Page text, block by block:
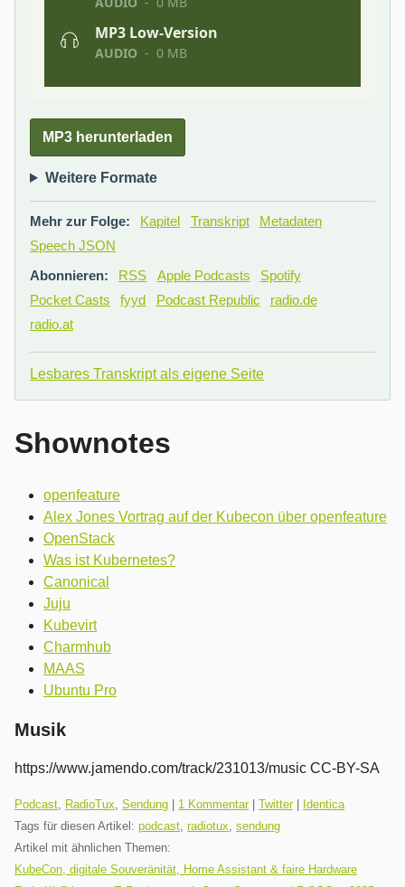
MP3 herunterladen
Weitere Formate
Mehr zur Folge: Kapitel Transkript
Metadaten
Speech JSON
Abonnieren:
RSS Apple Podcasts
Spotify
Pocket Casts
fyyd Podcast Republic
radio.de
radio.at
Lesbares Transkript als eigene Seite
Shownotes
openfeature
Alex Jones Vortrag auf der Kubecon über openfeature
OpenStack
Was ist Kubernetes?
Canonical
Juju
Kubevirt
Charmhub
MAAS
Ubuntu Pro
Musik
https://www.jamendo.com/track/231013/music CC-BY-SA
Kategorien:
Podcast, RadioTux, Sendung 1 Kommentar| Twitter|
Identica
Tags für diesen Artikel: podcast, radiotux, sendung
Artikel mit ähnlichen Themen:
KubeCon, digitale Souveränität, Home Assistant & faire Hardware